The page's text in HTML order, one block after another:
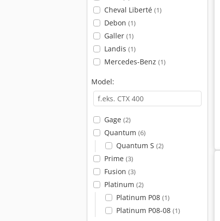
Cheval Liberté (1)
Debon (1)
Galler (1)
Landis (1)
Mercedes-Benz (1)
Model:
Gage (2)
Quantum (6)
Quantum S (2)
Prime (3)
Fusion (3)
Platinum (2)
Platinum P08 (1)
Platinum P08-08 (1)